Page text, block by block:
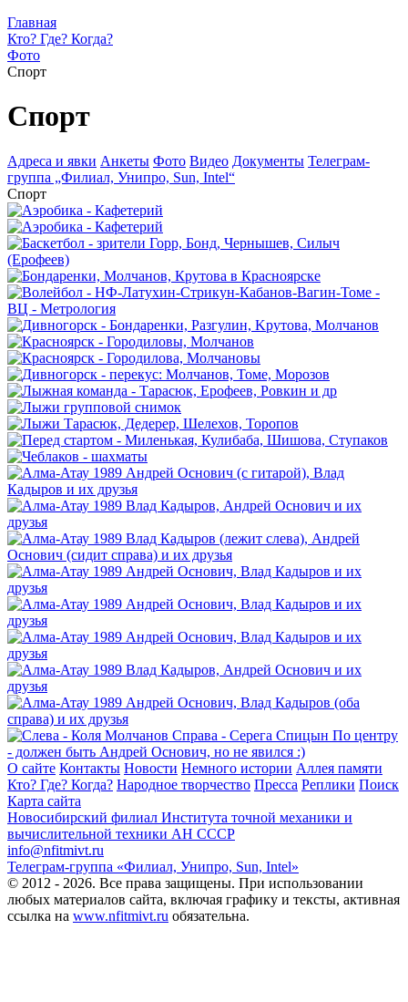
Главная
Кто? Где? Когда?
Фото
Спорт
Спорт
Адреса и явки Анкеты Фото Видео Документы Телеграм-
группа „Филиал, Унипро, Sun, Intel“
Спорт
О сайте Контакты Новости Немного истории Аллея памяти
Кто? Где? Когда? Народное творчество Пресса Реплики Поиск
Карта сайта
Новосибирский филиал Института точной механики и
вычислительной техники АН СССР
info@nfitmivt.ru
Телеграм-группа «Филиал, Унипро, Sun, Intel»
© 2012 - 2026. Все права защищены. При использовании
любых материалов сайта, включая графику и тексты, активная
ссылка на www.nfitmivt.ru обязательна.